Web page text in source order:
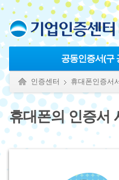
본문으로 바로가기
푸터 바로가기
공동인증서(구
인증센터 휴대폰인증서
휴대폰의 인증서